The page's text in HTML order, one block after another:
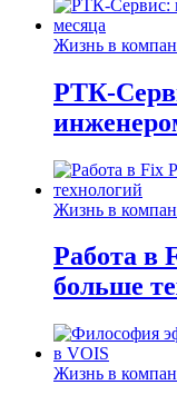
Жизнь в
РТК-
Жизнь в
Работа в
больше
Жизнь в